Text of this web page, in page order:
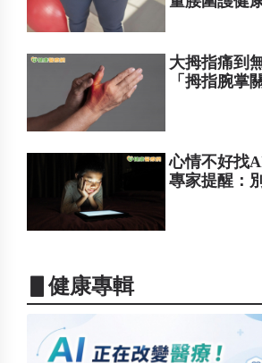
大拇指痛到
「拇指腕掌
心情不好找
專家提醒：
▋健康專輯